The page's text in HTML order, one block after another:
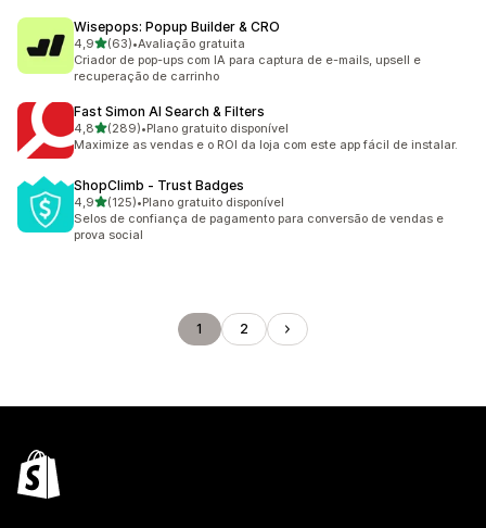
Wisepops: Popup Builder & CRO
4,9de 5 estrelas
(63)
63 avaliações ao todo
•Avaliação gratuita
Criador de pop-ups com IA para captura de e-mails, upsell e
recuperação de carrinho
Fast Simon AI Search & Filters
4,8de 5 estrelas
(289)
289 avaliações ao todo
•Plano gratuito disponível
Maximize as vendas e o ROI da loja com este app fácil de instalar.
ShopClimb ‑ Trust Badges
4,9de 5 estrelas
(125)
125 avaliações ao todo
•Plano gratuito disponível
Selos de confiança de pagamento para conversão de vendas e
prova social
1 2